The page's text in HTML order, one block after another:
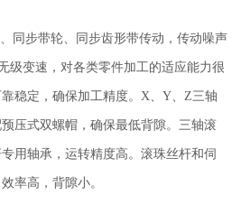
同步带轮、同步齿形带传动，传动噪声
级变速，对各类零件加工的适应能力很
稳定，确保加工精度。X、Y、Z三轴
压式双螺帽，确保最低背隙。三轴滚
用轴承，运转精度高。滚珠丝杆和伺
率高，背隙小。